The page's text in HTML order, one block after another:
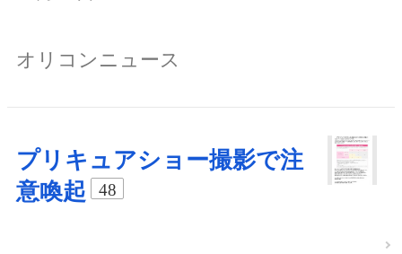
オリコンニュース
プリキュアショー撮影で注
意喚起
48